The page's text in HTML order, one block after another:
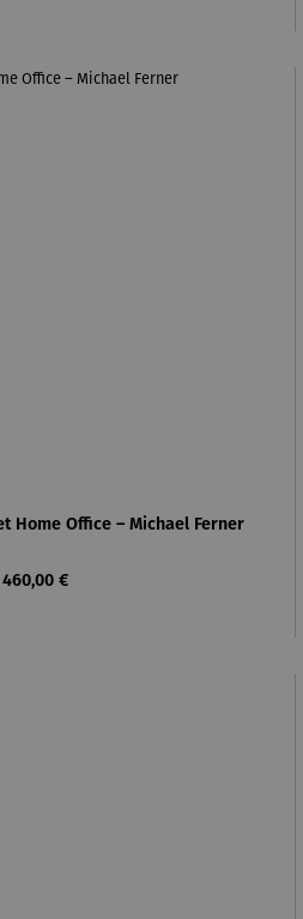
Home Office – Michael Ferner
Regulärer Preis:
460,00 €